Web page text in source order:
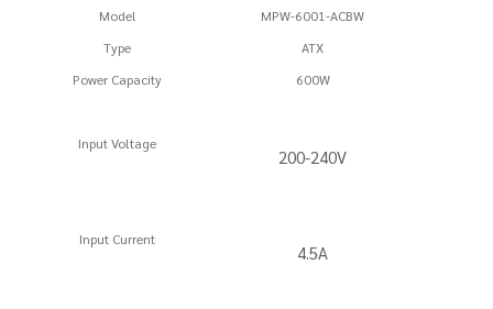
Model
MPW-6001-ACBW
Type
ATX
Power Capacity
600W
Input Voltage
200-240V
Input Current
4.5A